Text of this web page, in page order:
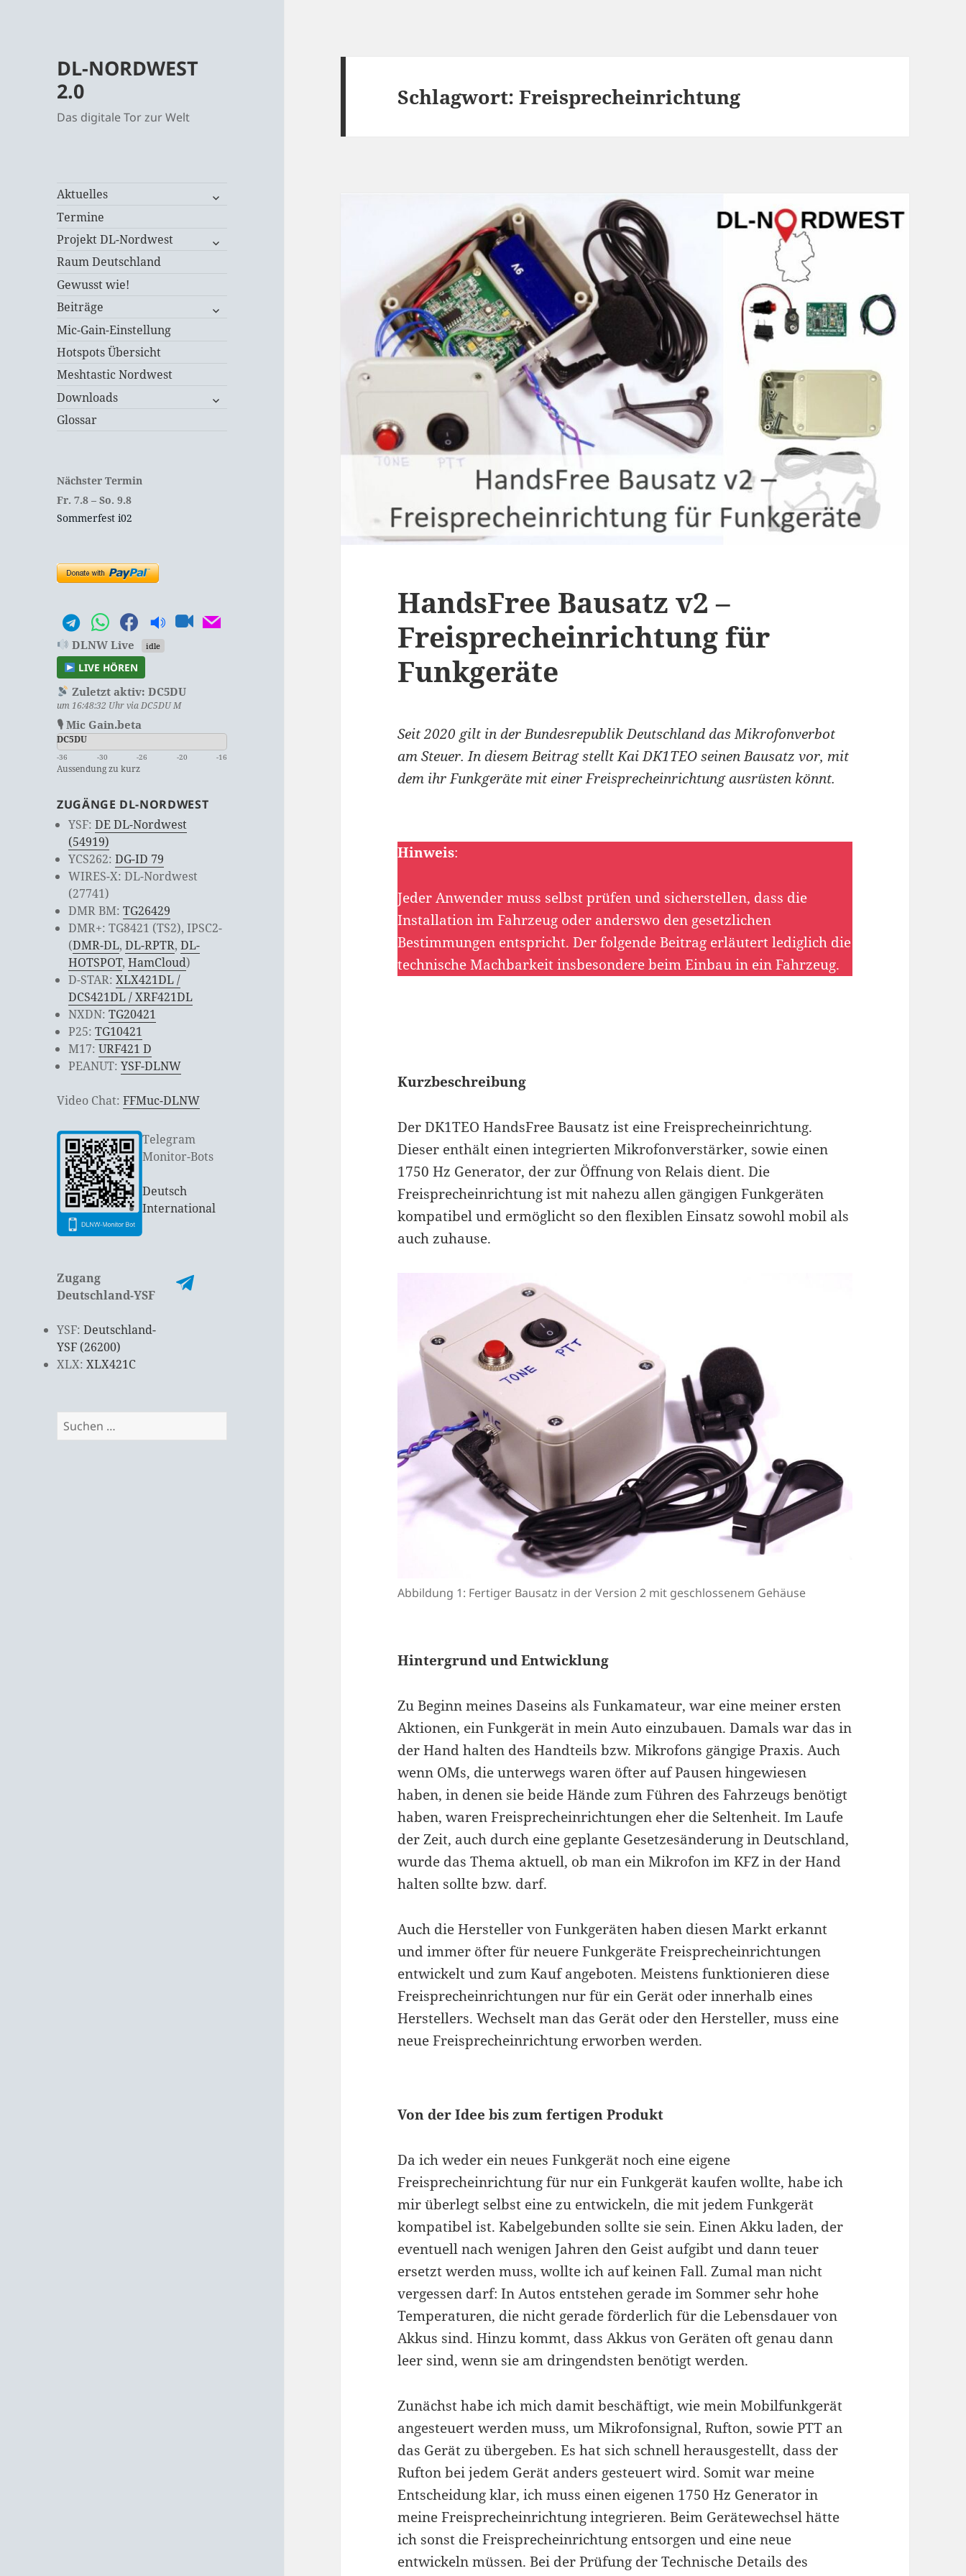
DL-NORDWEST
2.0
Das digitale Tor zur Welt
Aktuelles
untermenü
Termine
Projekt DL-Nordwest
untermenü
Raum Deutschland
Gewusst wie!
Beiträge
untermenü
Mic-Gain-Einstellung
Hotspots Übersicht
Meshtastic Nordwest
Downloads
untermenü
Glossar
Nächster Termin
Fr. 7.8 –So. 9.8
Sommerfest i02
DLNW Live idle
LIVE HÖREN
Zuletzt aktiv: DC5DU
um 16:48:32 Uhr via DC5DU M
🎙 Mic Gain.beta
DC5DU
-36 -30 -26 -20 -16
Aussendung zu kurz
ZUGÄNGE DL-NORDWEST
YSF:DE DL-Nordwest
(54919)
YCS262:DG-ID 79
WIRES-X: DL-Nordwest
(27741)
DMR BM:TG26429
DMR+: TG8421 (TS2), IPSC2-
(DMR-DL,DL-RPTR,DL-
HOTSPOT,HamCloud)
D-STAR:XLX421DL /
DCS421DL / XRF421DL
NXDN:TG20421
P25:TG10421
M17:URF421 D
PEANUT:YSF-DLNW
Video Chat:FFMuc-DLNW
Telegram
Monitor-Bots
Deutsch
International
Zugang
Deutschland-YSF
YSF:Deutschland-
YSF (26200)
XLX:XLX421C
Suchen
nach:
Schlagwort:Freisprecheinrichtung
HandsFree Bausatz v2 –
Freisprecheinrichtung für
Funkgeräte
Seit 2020 gilt in der Bundesrepublik Deutschland das Mikrofonverbot
am Steuer. In diesem Beitrag stellt Kai DK1TEO seinen Bausatz vor, mit
dem ihr Funkgeräte mit einer Freisprecheinrichtung ausrüsten könnt.
Hinweis:
Jeder Anwender muss selbst prüfen und sicherstellen, dass die
Installation im Fahrzeug oder anderswo den gesetzlichen
Bestimmungen entspricht. Der folgende Beitrag erläutert lediglich die
technische Machbarkeit insbesondere beim Einbau in ein Fahrzeug.
Kurzbeschreibung
Der DK1TEO HandsFree Bausatz ist eine Freisprecheinrichtung.
Dieser enthält einen integrierten Mikrofonverstärker, sowie einen
1750 Hz Generator, der zur Öffnung von Relais dient. Die
Freisprecheinrichtung ist mit nahezu allen gängigen Funkgeräten
kompatibel und ermöglicht so den flexiblen Einsatz sowohl mobil als
auch zuhause.
Abbildung 1: Fertiger Bausatz in der Version 2 mit geschlossenem Gehäuse
Hintergrund und Entwicklung
Zu Beginn meines Daseins als Funkamateur, war eine meiner ersten
Aktionen, ein Funkgerät in mein Auto einzubauen. Damals war das in
der Hand halten des Handteils bzw. Mikrofons gängige Praxis. Auch
wenn OMs, die unterwegs waren öfter auf Pausen hingewiesen
haben, in denen sie beide Hände zum Führen des Fahrzeugs benötigt
haben, waren Freisprecheinrichtungen eher die Seltenheit. Im Laufe
der Zeit, auch durch eine geplante Gesetzesänderung in Deutschland,
wurde das Thema aktuell, ob man ein Mikrofon im KFZ in der Hand
halten sollte bzw. darf.
Auch die Hersteller von Funkgeräten haben diesen Markt erkannt
und immer öfter für neuere Funkgeräte Freisprecheinrichtungen
entwickelt und zum Kauf angeboten. Meistens funktionieren diese
Freisprecheinrichtungen nur für ein Gerät oder innerhalb eines
Herstellers. Wechselt man das Gerät oder den Hersteller, muss eine
neue Freisprecheinrichtung erworben werden.
Von der Idee bis zum fertigen Produkt
Da ich weder ein neues Funkgerät noch eine eigene
Freisprecheinrichtung für nur ein Funkgerät kaufen wollte, habe ich
mir überlegt selbst eine zu entwickeln, die mit jedem Funkgerät
kompatibel ist. Kabelgebunden sollte sie sein. Einen Akku laden, der
eventuell nach wenigen Jahren den Geist aufgibt und dann teuer
ersetzt werden muss, wollte ich auf keinen Fall. Zumal man nicht
vergessen darf: In Autos entstehen gerade im Sommer sehr hohe
Temperaturen, die nicht gerade förderlich für die Lebensdauer von
Akkus sind. Hinzu kommt, dass Akkus von Geräten oft genau dann
leer sind, wenn sie am dringendsten benötigt werden.
Zunächst habe ich mich damit beschäftigt, wie mein Mobilfunkgerät
angesteuert werden muss, um Mikrofonsignal, Rufton, sowie PTT an
das Gerät zu übergeben. Es hat sich schnell herausgestellt, dass der
Rufton bei jedem Gerät anders gesteuert wird. Somit war meine
Entscheidung klar, ich muss einen eigenen 1750 Hz Generator in
meine Freisprecheinrichtung integrieren. Beim Gerätewechsel hätte
ich sonst die Freisprecheinrichtung entsorgen und eine neue
entwickeln müssen. Bei der Prüfung der Technische Details des